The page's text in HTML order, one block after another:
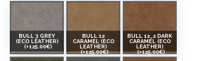
BULL 3 GREY
(ECO LEATHER)
(+125.00€)
BULL 12
CARAMEL (ECO
LEATHER)
(+125.00€)
BULL 12_2 DARK
CARAMEL (ECO
LEATHER)
(+125.00€)